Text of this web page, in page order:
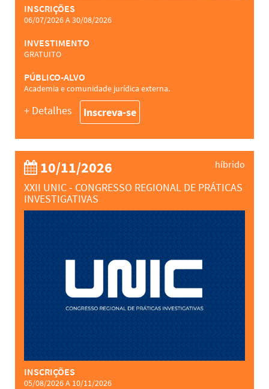
INSCRIÇÕES
06/07/2026 A 30/08/2026
INVESTIMENTO
GRATUITO
PÚBLICO-ALVO
Academia e comunidade jurídica externa.
+ Detalhes Inscreva-se
híbrido
10/11/2026
XXII UNIC - CONGRESSO REGIONAL DE PRÁTICAS
INVESTIGATIVAS
INSCRIÇÕES
05/08/2026 A 10/11/2026